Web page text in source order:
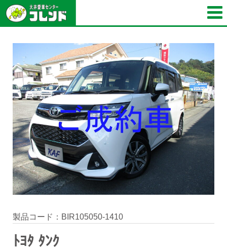
製品コード：BIR105050-1410
ﾄﾖﾀ ﾀﾝｸ